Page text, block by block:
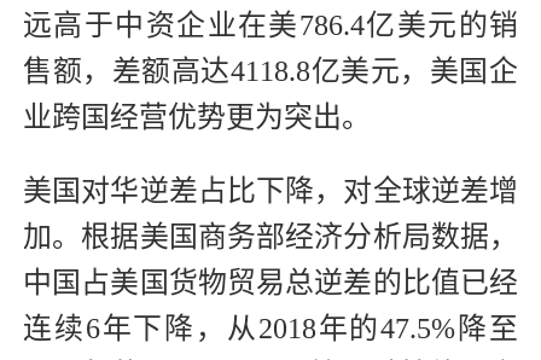
远高于中资企业在美786.4亿美元的销
售额，差额高达4118.8亿美元，美国企
业跨国经营优势更为突出。
美国对华逆差占比下降，对全球逆差增
加。根据美国商务部经济分析局数据，
中国占美国货物贸易总逆差的比值已经
连续6年下降，从2018年的47.5%降至